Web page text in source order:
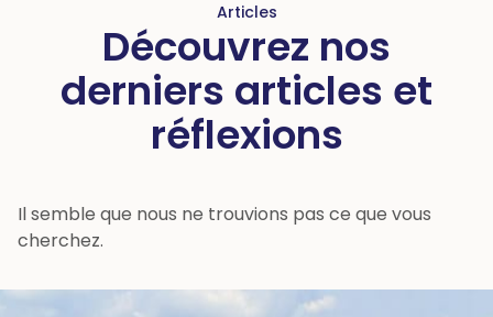
Articles
Découvrez nos
derniers articles et
réflexions
Il semble que nous ne trouvions pas ce que vous
cherchez.